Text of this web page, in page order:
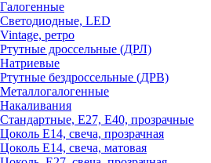
Галогенные
Светодиодные, LED
Vintage, ретро
Ртутные дроссельные (ДРЛ)
Натриевые
Ртутные бездроссельные (ДРВ)
Металлогалогенные
Накаливания
Стандартные, Е27, Е40, прозрачные
Цоколь Е14, свеча, прозрачная
Цоколь Е14, свеча, матовая